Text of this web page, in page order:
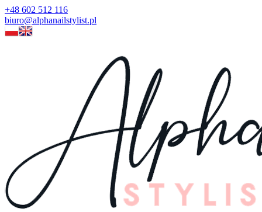
+48 602 512 116
biuro@alphanailstylist.pl